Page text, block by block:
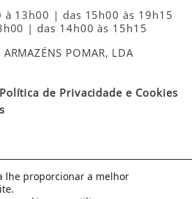
à 13h00 | das 15h00 às 19h15
| das 14h00 às 15h15
ARMAZÉNS POMAR, LDA
Política de Privacidade e Cookies
lhe proporcionar a melhor